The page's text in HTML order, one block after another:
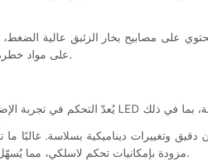
مصابيح LED على مواد خطرة، مما يسهل إعادة تدويرها أو التخلص منها بطريقة مسؤولة.
تركيبات LED مزودة بإمكانيات تحكم لاسلكي، مما يُسهّل ضبط إشارات الإضاءة من أي مكان داخل مساحة العرض.